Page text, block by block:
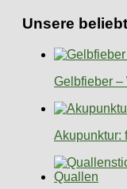
Unsere
Gelbfieber –
Akupunktur: